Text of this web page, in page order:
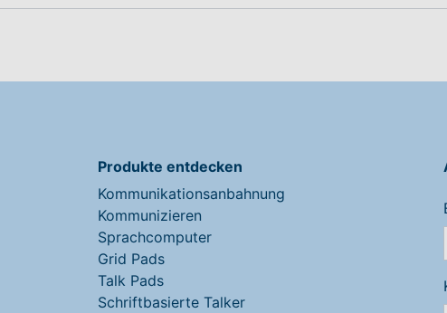
Produkte entdecken
Kommunikationsanbahnung
Kommunizieren
Sprachcomputer
Grid Pads
Talk Pads
Schriftbasierte Talker